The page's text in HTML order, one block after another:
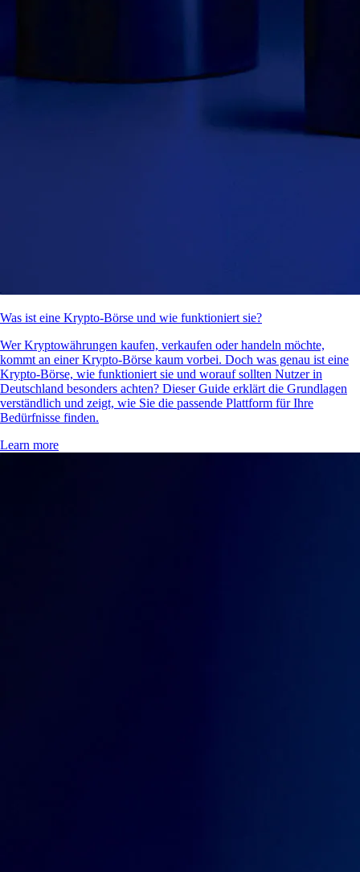
Was ist eine Krypto-Börse und wie funktioniert sie?
Wer Kryptowährungen kaufen, verkaufen oder handeln möchte,
kommt an einer Krypto-Börse kaum vorbei. Doch was genau ist eine
Krypto-Börse, wie funktioniert sie und worauf sollten Nutzer in
Deutschland besonders achten? Dieser Guide erklärt die Grundlagen
verständlich und zeigt, wie Sie die passende Plattform für Ihre
Bedürfnisse finden.
Learn more